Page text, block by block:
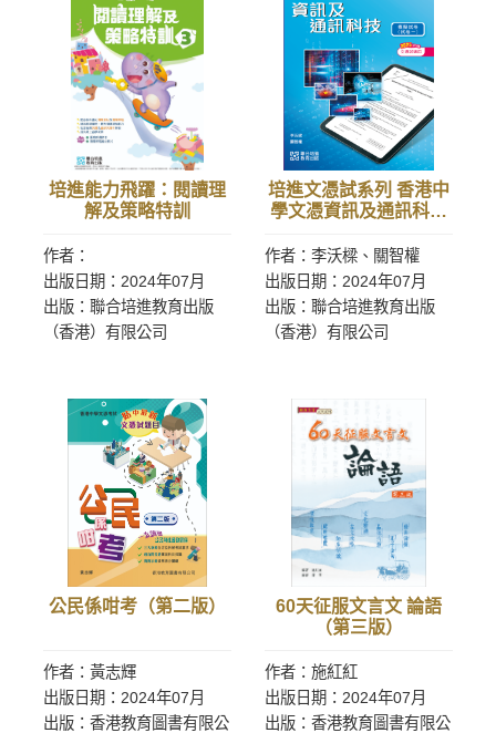
培進能力飛躍：閱讀理
解及策略特訓
作者：
出版日期：2024年07月
出版：聯合培進教育出版
（香港）有限公司
培進文憑試系列 香港中
學文憑資訊及通訊科技
作者：李沃樑、關智權
出版日期：2024年07月
出版：聯合培進教育出版
（香港）有限公司
公民係咁考（第二版）
作者：黃志輝
出版日期：2024年07月
出版：香港教育圖書有限公
60天征服文言文 論語
（第三版）
作者：施紅紅
出版日期：2024年07月
出版：香港教育圖書有限公